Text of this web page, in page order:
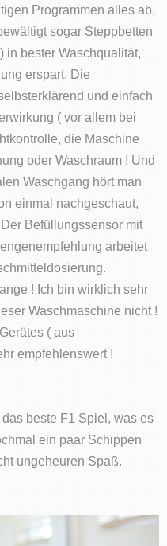
Programmen alles ab,
sogar Steppbetten
in bester Waschqualität,
erspart. Die
und einfach
( vor allem bei
die Maschine
oder Waschraum ! Und
Waschgang hört man
einmal nachgeschaut,
Befüllungssensor mit
arbeitet
! Ich bin wirklich sehr
Waschmaschine nicht !
( aus
empfehlenswert !
beste F1 Spiel, was es
ein paar Schippen
ungeheuren Spaß.